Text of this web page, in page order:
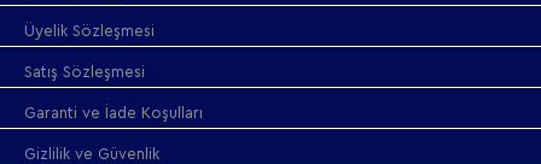
Üyelik Sözleşmesi
Satış Sözleşmesi
Garanti ve İade Koşulları
Gizlilik ve Güvenlik